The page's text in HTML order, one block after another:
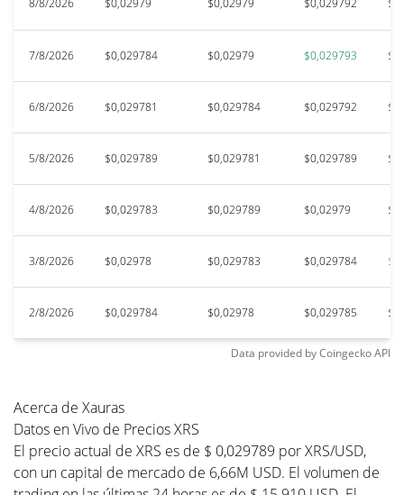
8/8/2026 $0,02979 $0,02979 $0,029792
7/8/2026 $0,029784 $0,02979 $0,029793
6/8/2026 $0,029781 $0,029784 $0,029792
5/8/2026 $0,029789 $0,029781 $0,029789
4/8/2026 $0,029783 $0,029789 $0,02979
3/8/2026 $0,02978 $0,029783 $0,029784
2/8/2026 $0,029784 $0,02978 $0,029785
Data provided byCoingeckoAPI
Acerca de Xauras
Datos en Vivo de Precios XRS
El precio actual de XRS es de $ 0,029789 por XRS/USD,
con un capital de mercado de 6,66M USD. El volumen de